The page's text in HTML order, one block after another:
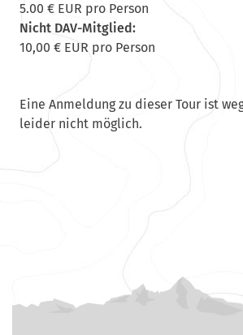
5.00 € EUR pro Person
Nicht DAV-Mitglied:
10,00 € EUR pro Person
Eine Anmeldung zu dieser Tour ist
leider nicht möglich.